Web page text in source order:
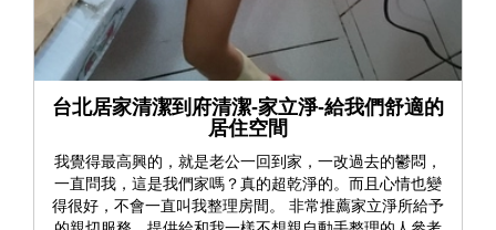
台北居家清潔到府清潔-家立淨-給我們舒適的
居住空間
我覺得最高興的，就是老公一回到家，一改過去的鬱悶，
一直問我，這是我們家嗎？真的超乾淨的。而且心情也變
得很好，不會一直叫我整理房間。 非常推薦家立淨所給予